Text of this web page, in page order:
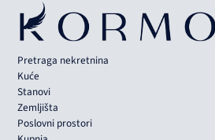
Pretraga nekretnina
Kuće
Stanovi
Zemljišta
Poslovni prostori